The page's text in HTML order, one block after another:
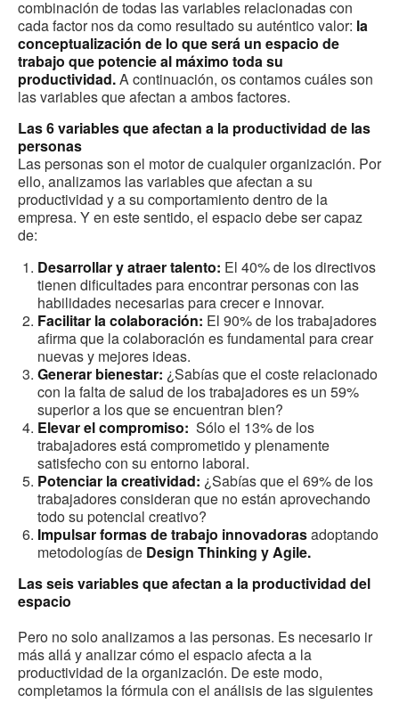
combinación de todas las variables relacionadas con
cada factor nos da como resultado su auténtico valor: la
conceptualización de lo que será un espacio de
trabajo que potencie al máximo toda su
productividad.A continuación, os contamos cuáles son
las variables que afectan a ambos factores.
Las 6 variables que afectan a la productividad de las
personas
Las personas son el motor de cualquier organización. Por
ello, analizamos las variables que afectan a su
productividad y a su comportamiento dentro de la
empresa. Y en este sentido, el espacio debe ser capaz
de:
Desarrollar y atraer talento: El 40% de los directivos
tienen dificultades para encontrar personas con las
habilidades necesarias para crecer e innovar.
Facilitar la colaboración: El 90% de los trabajadores
afirma que la colaboración es fundamental para crear
nuevas y mejores ideas. ​
Generar bienestar: ¿Sabías que el coste relacionado
con la falta de salud de los trabajadores es un 59%
superior a los que se encuentran bien?
Elevar el compromiso: Sólo el 13% de los
trabajadores está comprometido y plenamente
satisfecho con su entorno laboral.
Potenciar la creatividad: ¿Sabías que el 69% de los
trabajadores consideran que no están aprovechando
todo su potencial creativo?
Impulsar formas de trabajo innovadorasadoptando
metodologías de Design Thinking y Agile.
Las seis variables que afectan a la productividad del
espacio
Pero no solo analizamos a las personas. Es necesario ir
más allá y analizar cómo el espacio afecta a la
productividad de la organización. De este modo,
completamos la fórmula con el análisis de las siguientes